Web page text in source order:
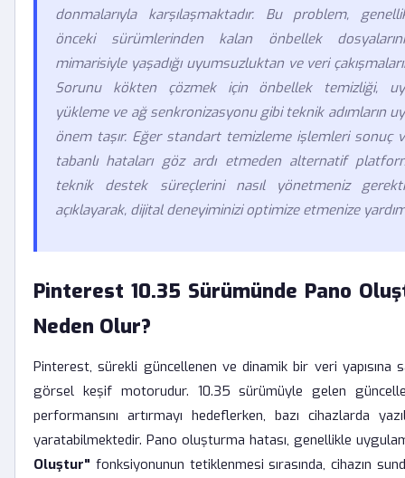
donmalarıyla karşılaşmaktadır. Bu problem,
önceki sürümlerinden kalan önbellek
mimarisiyle yaşadığı uyumsuzluktan ve veri
Sorunu kökten çözmek için önbellek temizliği,
yükleme ve ağ senkronizasyonu gibi teknik adımların
önem taşır. Eğer standart temizleme işlemleri sonuç
tabanlı hataları göz ardı etmeden alternatif
teknik destek süreçlerini nasıl yönetmeniz
açıklayarak, dijital deneyiminizi optimize etmenize
Pinterest 10.35 Sürümünde Pano
Neden Olur?
Pinterest, sürekli güncellenen ve dinamik bir veri yapısına
görsel keşif motorudur. 10.35 sürümüyle gelen
performansını artırmayı hedeflerken, bazı cihazlarda
yaratabilmektedir. Pano oluşturma hatası, genellikle
Oluştur" fonksiyonunun tetiklenmesi sırasında, cihazın